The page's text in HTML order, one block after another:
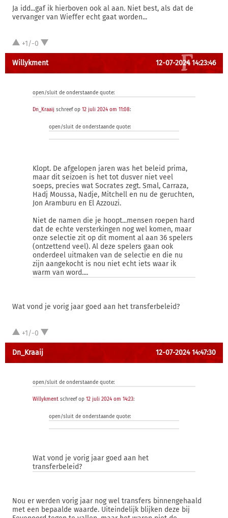
Ja idd...gaf ik hierboven ook al aan. Niet best, als dat de
vervanger van Wieffer echt gaat worden...
+1/-0
Willykment 12-07-2024 14:23:46
open/sluit de onderstaande quote:
Dn_Kraaij schreef op 12 juli 2024 om 11:08:
open/sluit de onderstaande quote:
Klopt. De afgelopen jaren was het beleid prima,
maar dit seizoen is het tot dusver niet veel
soeps, precies wat Socrates zegt. Smal, Carraza,
Hadj Moussa, Nadje, Mitchell en nu de geruchten,
Jon Aramburu en El Azzouzi.
Niet de namen die je hoopt...mensen roepen hard
dat de echte versterkingen nog wel komen, maar
onze selectie zit op dit moment al aan 36 spelers
(ontzettend veel). Al deze spelers gaan ook
onderdeel uitmaken van de selectie en die nu
zijn aangekocht is nou niet echt iets waar ik
warm van word....
Wat vond je vorig jaar goed aan het transferbeleid?
+1/-0
Dn_Kraaij 12-07-2024 14:47:30
open/sluit de onderstaande quote:
Willykment schreef op 12 juli 2024 om 14:23:
open/sluit de onderstaande quote:
Wat vond je vorig jaar goed aan het
transferbeleid?
Nou er werden vorig jaar nog wel transfers binnengehaald
met een bepaalde waarde. Uiteindelijk blijken deze bij